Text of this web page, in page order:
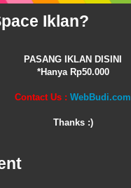
Iklan?
PASANG IKLAN DISINI
*Hanya Rp50.000
Contact Us : WebBudi.com
Thanks :)